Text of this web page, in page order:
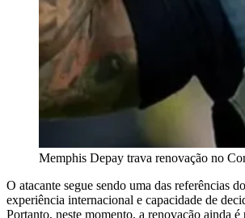
Memphis Depay trava renovação no
O atacante segue sendo uma das referências
experiência internacional e capacidade de
Portanto, neste momento, a renovação ainda é